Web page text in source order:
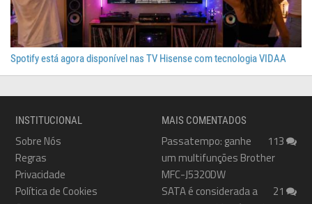
Spotify está agora disponível nas TV Hisense com tecnologia VIDAA
INSTITUCIONAL
Sobre Nós
Regras
Privacidade
Política de Cookies
MAIS COMENTADOS
113
Passatempo: ganhe
um multifunções Brother
MFC-J5320DW
21
SATA é considerada a